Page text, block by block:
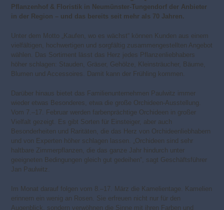
Pflanzenhof & Floristik in Neumünster-Tungendorf der Anbieter
in der Region – und das bereits seit mehr als 70 Jahren.
Unter dem Motto „Kaufen, wo es wächst“ können Kunden aus einem
vielfältigen, hochwertigen und sorgfältig zusammengestellten Angebot
wählen. Das Sortiment lässt das Herz jedes Pflanzenliebhabers
höher schlagen: Stauden, Gräser, Gehölze, Kleinsträucher, Bäume,
Blumen und Accessoires. Damit kann der Frühling kommen.
Darüber hinaus bietet das Familienunternehmen Paulwitz immer
wieder etwas Besonderes, etwa die große Orchideen-Ausstellung.
Vom 7.–17. Februar werden farbenprächtige Orchideen in großer
Vielfalt gezeigt. Es gibt Sorten für Einsteiger, aber auch
Besonderheiten und Raritäten, die das Herz von Orchideenliebhabern
und von Experten höher schlagen lassen. „Orchideen sind sehr
haltbare Zimmerpflanzen, die das ganze Jahr hindurch unter
geeigneten Bedingungen gleich gut gedeihen“, sagt Geschäftsführer
Jan Paulwitz.
Im Monat darauf folgen vom 8.–17. März die Kamelientage. Kamelien
erinnern ein wenig an Rosen. Sie erfreuen nicht nur für den
Augenblick, sondern verwöhnen die Sinne mit ihren Farben und